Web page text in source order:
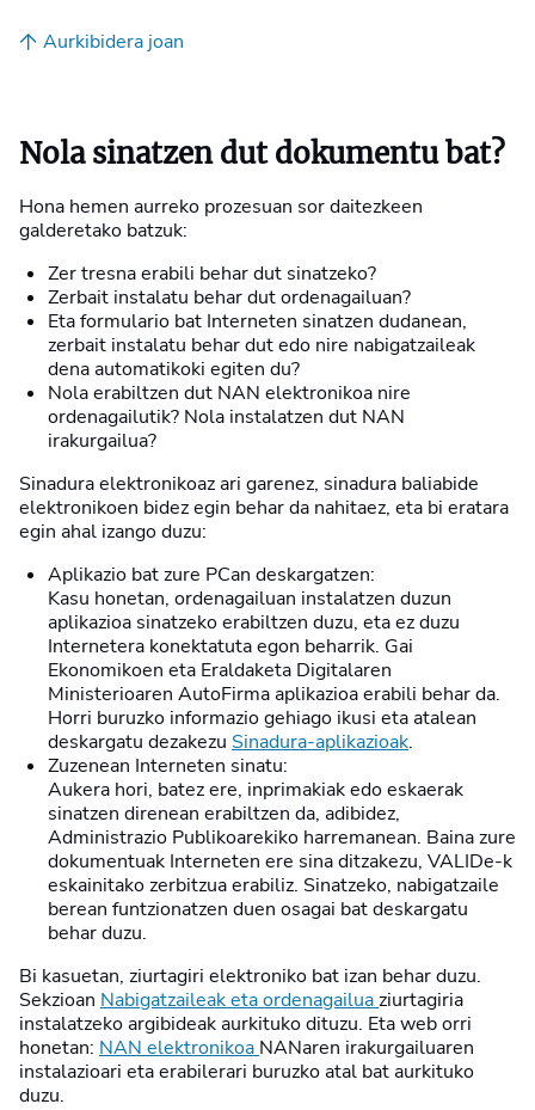
Aurkibidera joan
Nola sinatzen dut dokumentu bat?
Hona hemen aurreko prozesuan sor daitezkeen
galderetako batzuk:
Zer tresna erabili behar dut sinatzeko?
Zerbait instalatu behar dut ordenagailuan?
Eta formulario bat Interneten sinatzen dudanean,
zerbait instalatu behar dut edo nire nabigatzaileak
dena automatikoki egiten du?
Nola erabiltzen dut NAN elektronikoa nire
ordenagailutik? Nola instalatzen dut NAN
irakurgailua?
Sinadura elektronikoaz ari garenez, sinadura baliabide
elektronikoen bidez egin behar da nahitaez, eta bi eratara
egin ahal izango duzu:
Aplikazio bat zure PCan deskargatzen:
Kasu honetan, ordenagailuan instalatzen duzun
aplikazioa sinatzeko erabiltzen duzu, eta ez duzu
Internetera konektatuta egon beharrik. Gai
Ekonomikoen eta Eraldaketa Digitalaren
Ministerioaren AutoFirma aplikazioa erabili behar da.
Horri buruzko informazio gehiago ikusi eta atalean
deskargatu dezakezu Sinadura-aplikazioak.
Zuzenean Interneten sinatu:
Aukera hori, batez ere, inprimakiak edo eskaerak
sinatzen direnean erabiltzen da, adibidez,
Administrazio Publikoarekiko harremanean. Baina zure
dokumentuak Interneten ere sina ditzakezu, VALIDe-k
eskainitako zerbitzua erabiliz. Sinatzeko, nabigatzaile
berean funtzionatzen duen osagai bat deskargatu
behar duzu.
Bi kasuetan, ziurtagiri elektroniko bat izan behar duzu.
Sekzioan Nabigatzaileak eta ordenagailuaziurtagiria
instalatzeko argibideak aurkituko dituzu. Eta web orri
honetan: NAN elektronikoa NANaren irakurgailuaren
instalazioari eta erabilerari buruzko atal bat aurkituko
duzu.